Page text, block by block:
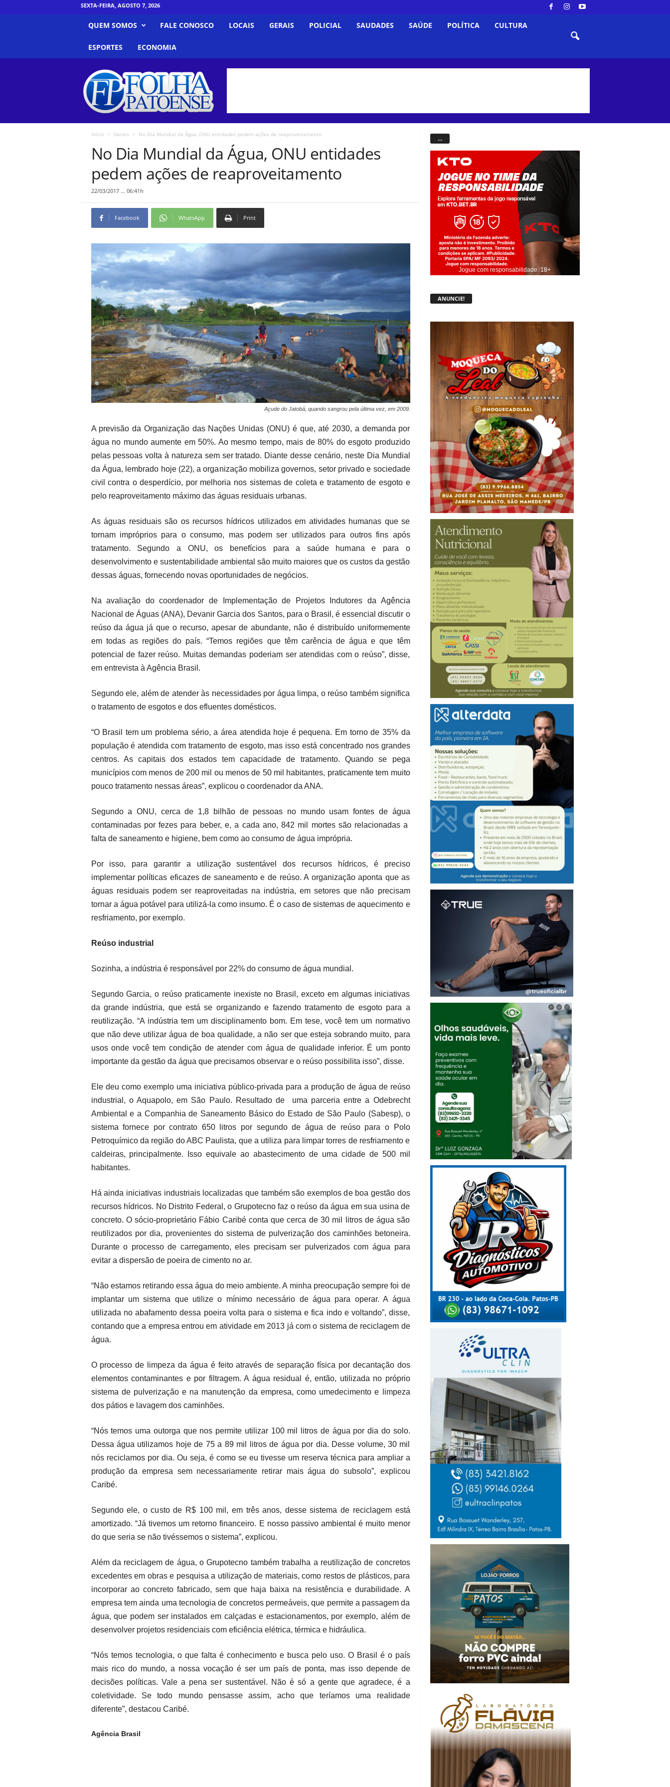
SEXTA-FEIRA, AGOSTO 7, 2026
QUEM SOMOS FALE CONOSCO LOCAIS GERAIS POLICIAL SAUDADES SAÚDE POLÍTICA CULTURA
ESPORTES ECONOMIA
Início Gerais No Dia Mundial da Água, ONU entidades pedem ações de reaproveitamento
No Dia Mundial da Água, ONU entidades
pedem ações de reaproveitamento
22/03/2017 ... 06:41h
Facebook WhatsApp Print
Açude do Jatobá, quando sangrou pela última vez, em 2009.
A previsão da Organização das Nações Unidas (ONU) é que, até 2030, a demanda por
água no mundo aumente em 50%. Ao mesmo tempo, mais de 80% do esgoto produzido
pelas pessoas volta à natureza sem ser tratado. Diante desse cenário, neste Dia Mundial
da Água, lembrado hoje (22), a organização mobiliza governos, setor privado e sociedade
civil contra o desperdício, por melhoria nos sistemas de coleta e tratamento de esgoto e
pelo reaproveitamento máximo das águas residuais urbanas.
As águas residuais são os recursos hídricos utilizados em atividades humanas que se
tornam impróprios para o consumo, mas podem ser utilizados para outros fins após
tratamento. Segundo a ONU, os benefícios para a saúde humana e para o
desenvolvimento e sustentabilidade ambiental são muito maiores que os custos da gestão
dessas águas, fornecendo novas oportunidades de negócios.
Na avaliação do coordenador de Implementação de Projetos Indutores da Agência
Nacional de Águas (ANA), Devanir Garcia dos Santos, para o Brasil, é essencial discutir o
reúso da água já que o recurso, apesar de abundante, não é distribuído uniformemente
em todas as regiões do país. “Temos regiões que têm carência de água e que têm
potencial de fazer reúso. Muitas demandas poderiam ser atendidas com o reúso”, disse,
em entrevista à Agência Brasil.
Segundo ele, além de atender às necessidades por água limpa, o reúso também significa
o tratamento de esgotos e dos efluentes domésticos.
“O Brasil tem um problema sério, a área atendida hoje é pequena. Em torno de 35% da
população é atendida com tratamento de esgoto, mas isso está concentrado nos grandes
centros. As capitais dos estados tem capacidade de tratamento. Quando se pega
municípios com menos de 200 mil ou menos de 50 mil habitantes, praticamente tem muito
pouco tratamento nessas áreas”, explicou o coordenador da ANA.
Segundo a ONU, cerca de 1,8 bilhão de pessoas no mundo usam fontes de água
contaminadas por fezes para beber, e, a cada ano, 842 mil mortes são relacionadas a
falta de saneamento e higiene, bem como ao consumo de água imprópria.
Por isso, para garantir a utilização sustentável dos recursos hídricos, é preciso
implementar políticas eficazes de saneamento e de reúso. A organização aponta que as
águas residuais podem ser reaproveitadas na indústria, em setores que não precisam
tornar a água potável para utilizá-la como insumo. É o caso de sistemas de aquecimento e
resfriamento, por exemplo.
Reúso industrial
Sozinha, a indústria é responsável por 22% do consumo de água mundial.
Segundo Garcia, o reúso praticamente inexiste no Brasil, exceto em algumas iniciativas
da grande indústria, que está se organizando e fazendo tratamento de esgoto para a
reutilização. “A indústria tem um disciplinamento bom. Em tese, você tem um normativo
que não deve utilizar água de boa qualidade, a não ser que esteja sobrando muito, para
usos onde você tem condição de atender com água de qualidade inferior. É um ponto
importante da gestão da água que precisamos observar e o reúso possibilita isso”, disse.
Ele deu como exemplo uma iniciativa público-privada para a produção de água de reúso
industrial, o Aquapolo, em São Paulo. Resultado de uma parceria entre a Odebrecht
Ambiental e a Companhia de Saneamento Básico do Estado de São Paulo (Sabesp), o
sistema fornece por contrato 650 litros por segundo de água de reúso para o Polo
Petroquímico da região do ABC Paulista, que a utiliza para limpar torres de resfriamento e
caldeiras, principalmente. Isso equivale ao abastecimento de uma cidade de 500 mil
habitantes.
Há ainda iniciativas industriais localizadas que também são exemplos de boa gestão dos
recursos hídricos. No Distrito Federal, o Grupotecno faz o reúso da água em sua usina de
concreto. O sócio-proprietário Fábio Caribé conta que cerca de 30 mil litros de água são
reutilizados por dia, provenientes do sistema de pulverização dos caminhões betoneira.
Durante o processo de carregamento, eles precisam ser pulverizados com água para
evitar a dispersão de poeira de cimento no ar.
“Não estamos retirando essa água do meio ambiente. A minha preocupação sempre foi de
implantar um sistema que utilize o mínimo necessário de água para operar. A água
utilizada no abafamento dessa poeira volta para o sistema e fica indo e voltando”, disse,
contando que a empresa entrou em atividade em 2013 já com o sistema de reciclagem de
água.
O processo de limpeza da água é feito através de separação física por decantação dos
elementos contaminantes e por filtragem. A água residual é, então, utilizada no próprio
sistema de pulverização e na manutenção da empresa, como umedecimento e limpeza
dos pátios e lavagem dos caminhões.
“Nós temos uma outorga que nos permite utilizar 100 mil litros de água por dia do solo.
Dessa água utilizamos hoje de 75 a 89 mil litros de água por dia. Desse volume, 30 mil
nós reciclamos por dia. Ou seja, é como se eu tivesse um reserva técnica para ampliar a
produção da empresa sem necessariamente retirar mais água do subsolo”, explicou
Caribé.
Segundo ele, o custo de R$ 100 mil, em três anos, desse sistema de reciclagem está
amortizado. “Já tivemos um retorno financeiro. E nosso passivo ambiental é muito menor
do que seria se não tivéssemos o sistema”, explicou.
Além da reciclagem de água, o Grupotecno também trabalha a reutilização de concretos
excedentes em obras e pesquisa a utilização de materiais, como restos de plásticos, para
incorporar ao concreto fabricado, sem que haja baixa na resistência e durabilidade. A
empresa tem ainda uma tecnologia de concretos permeáveis, que permite a passagem da
água, que podem ser instalados em calçadas e estacionamentos, por exemplo, além de
desenvolver projetos residenciais com eficiência elétrica, térmica e hidráulica.
“Nós temos tecnologia, o que falta é conhecimento e busca pelo uso. O Brasil é o país
mais rico do mundo, a nossa vocação é ser um país de ponta, mas isso depende de
decisões políticas. Vale a pena ser sustentável. Não é só a gente que agradece, é a
coletividade. Se todo mundo pensasse assim, acho que teríamos uma realidade
diferente”, destacou Caribé.
Agência Brasil
…
Jogue com responsabilidade. 18+
ANUNCIE!